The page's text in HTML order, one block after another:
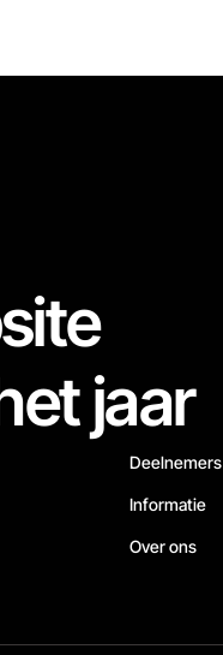
jaar
Deelnemers
Informatie
Over ons